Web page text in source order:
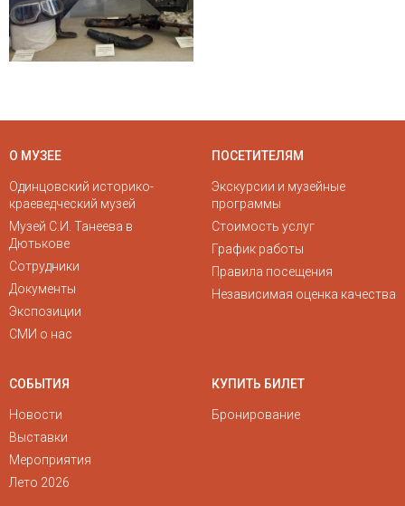
О МУЗЕЕ
Одинцовский историко-
краеведческий музей
Музей С.И. Танеева в
Дютькове
Сотрудники
Документы
Экспозиции
СМИ о нас
ПОСЕТИТЕЛЯМ
Экскурсии и музейные
программы
Стоимость услуг
График работы
Правила посещения
Независимая оценка качества
СОБЫТИЯ
Новости
Выставки
Мероприятия
Лето 2026
КУПИТЬ БИЛЕТ
Бронирование